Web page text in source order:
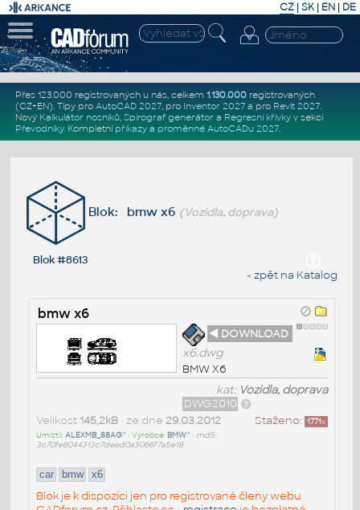
CZ | SK| EN | DE
Přes 123.000 registrovaných u nás, celkem 1.130.000registrovaných
(CZ+EN). Tipy pro AutoCAD 2027, pro Inventor 2027a pro Revit 2027.
Nový Kalkulátor nosníků, Spirograf generátor a Regresní křivkyv sekci
Převodníky. Kompletní příkazya proměnné AutoCADu 2027.
Blok: bmw x6 (Vozidla, doprava)
Blok #8613
« zpět na Katalog
bmw x6
◄ DOWNLOAD
x6.dwg
BMW X6
kat: Vozidla, doprava
DWG2010
Staženo: 1771x
Velikost 145,2kB• ze dne 29.03.2012
Umístil:ALEXMB_88AG^ • Výrobce: BMW^ • md5:
3c70fe8044313c7deed0a3066f7a5e18
car bmw x6
Blok je k dispozici jen pro registrované členy webu